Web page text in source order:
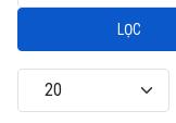
LỌC
Hiển thị #